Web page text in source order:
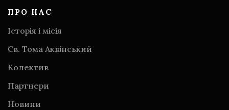
ПРО НАС
Історія і місія
Св. Тома Аквінський
Колектив
Партнери
Новини